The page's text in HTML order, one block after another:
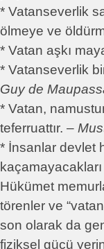
* Vatanseverlik
ölmeye ve
* Vatan aşkı
* Vatanseverlik
Guy de
* Vatan,
teferruattır. –
* İnsanlar devlet
Hükümet
törenler ve
son olarak da
fiziksel gücü